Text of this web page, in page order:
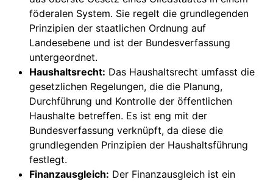
föderalen System. Sie regelt die grundlegenden
Prinzipien der staatlichen Ordnung auf
Landesebene und ist der Bundesverfassung
untergeordnet.
Haushaltsrecht: Das Haushaltsrecht umfasst die
gesetzlichen Regelungen, die die Planung,
Durchführung und Kontrolle der öffentlichen
Haushalte betreffen. Es ist eng mit der
Bundesverfassung verknüpft, da diese die
grundlegenden Prinzipien der Haushaltsführung
festlegt.
Finanzausgleich: Der Finanzausgleich ist ein